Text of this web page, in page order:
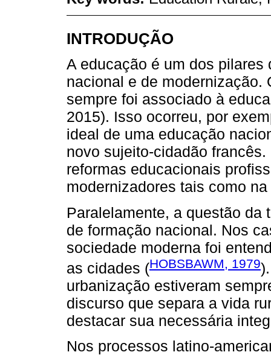
INTRODUÇÃO
A educação é um dos
nacional e de modernização.
sempre foi associado à
2015). Isso ocorreu, por
ideal de uma educação
novo sujeito-cidadão
reformas educacionais
modernizadores tais como
Paralelamente, a questão da
de formação nacional. Nos
sociedade moderna foi
as cidades (HOBSBAWM, 1979
urbanização estiveram
discurso que separa a vida
destacar sua necessária
Nos processos latino-